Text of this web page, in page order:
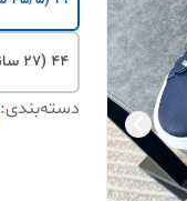
44 (27 سانت)
دسته‌بندی: